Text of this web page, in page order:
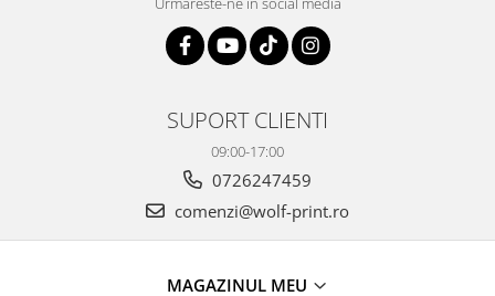
SUPORT CLIENTI
09:00-17:00
0726247459
comenzi@wolf-print.ro
MAGAZINUL MEU